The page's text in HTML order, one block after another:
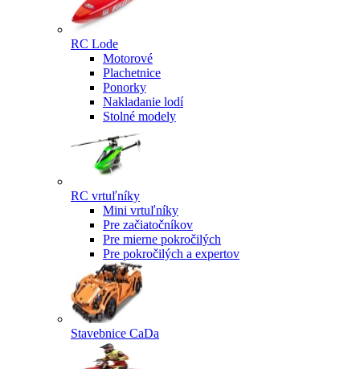
RC Lode
Motorové
Plachetnice
Ponorky
Nakladanie lodí
Stolné modely
RC vrtuľníky
Mini vrtuľníky
Pre začiatočníkov
Pre mierne pokročilých
Pre pokročilých a expertov
Stavebnice CaDa